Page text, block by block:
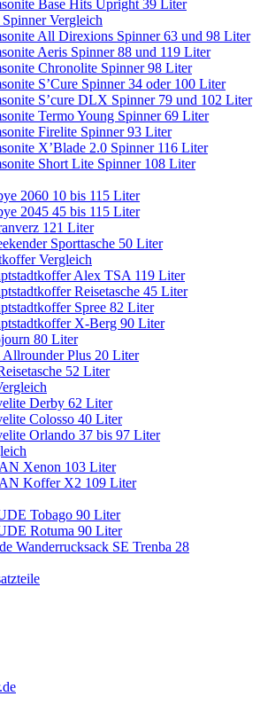
Base Hits Upright 39 Liter
Spinner Vergleich
All Direxions Spinner 63 und 98 Liter
Aeris Spinner 88 und 119 Liter
Chronolite Spinner 98 Liter
S’Cure Spinner 34 oder 100 Liter
S’cure DLX Spinner 79 und 102 Liter
Termo Young Spinner 69 Liter
Firelite Spinner 93 Liter
X’Blade 2.0 Spinner 116 Liter
Short Lite Spinner 108 Liter
2060 10 bis 115 Liter
2045 45 bis 115 Liter
121 Liter
Sporttasche 50 Liter
Vergleich
Alex TSA 119 Liter
Reisetasche 45 Liter
Spree 82 Liter
X-Berg 90 Liter
80 Liter
Allrounder Plus 20 Liter
52 Liter
Derby 62 Liter
Colosso 40 Liter
Orlando 37 bis 97 Liter
Xenon 103 Liter
Koffer X2 109 Liter
Tobago 90 Liter
Rotuma 90 Liter
Wanderrucksack SE Trenba 28